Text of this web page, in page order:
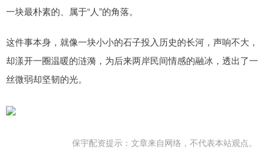
一块最朴素的、属于“人”的角落。
这件事本身，就像一块小小的石子投入历史的长河，声响不大，
却漾开一圈温暖的涟漪，为后来两岸民间情感的融冰，透出了一
丝微弱却坚韧的光。
保宇配资提示：文章来自网络，不代表本站观点。